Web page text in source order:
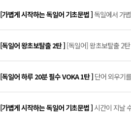
[가볍게 시작하는 독일어 기초문법 ]독일에서 가
[독일어 왕초보탈출 2탄 ] [독일어] 왕초보탈출 2
[독일어 하루 20분 필수 VOKA 1탄 ] 단어 외우기
[가볍게 시작하는 독일어 기초문법 ]시간이 지날